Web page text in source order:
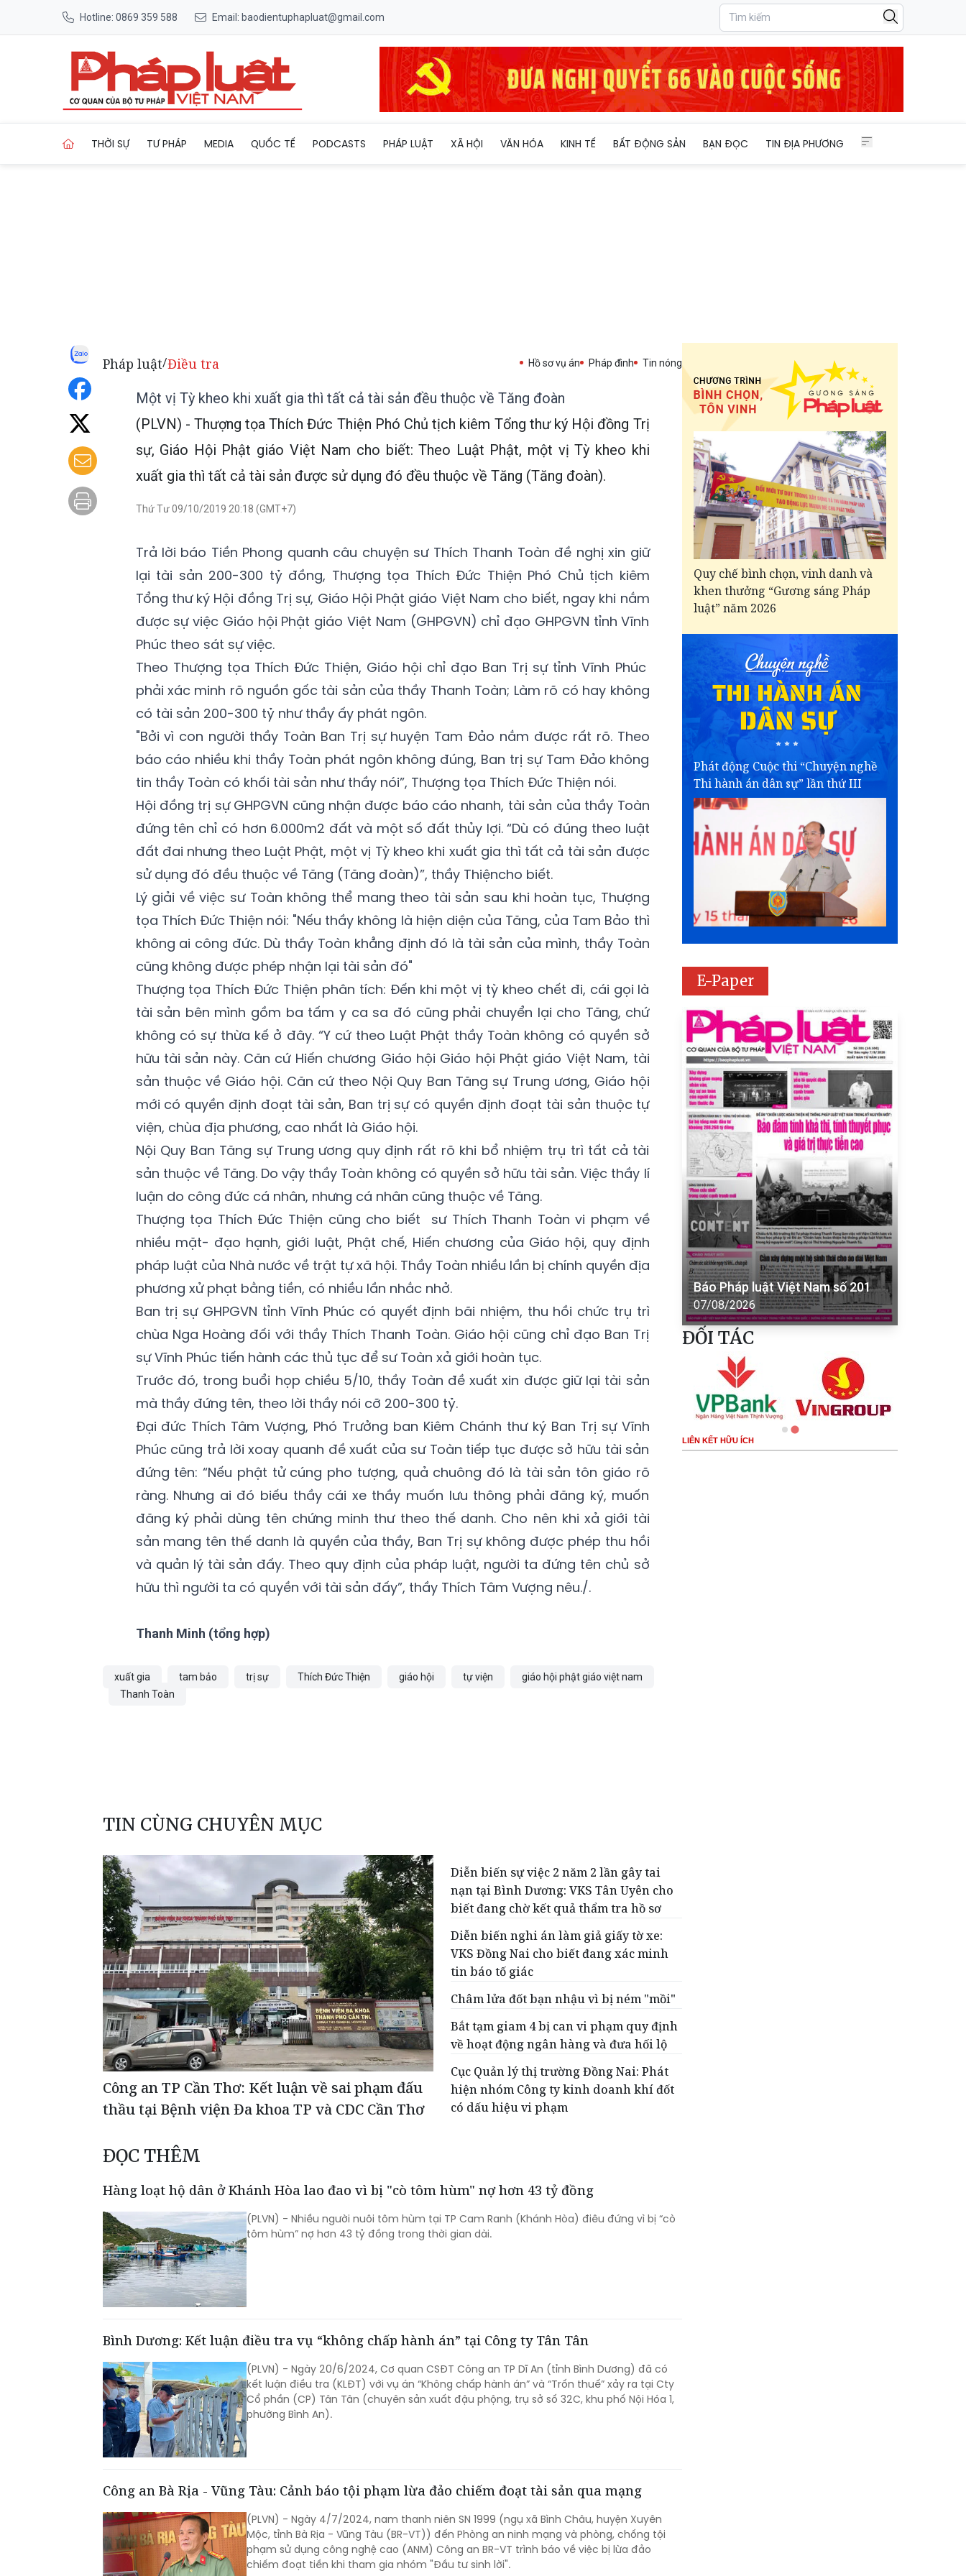
Hotline: 0869 359 588 Email: baodientuphapluat@gmail.com
THỜI SỰ TƯ PHÁP MEDIA QUỐC TẾ PODCASTS PHÁP LUẬT XÃ HỘI VĂN HÓA KINH TẾ BẤT ĐỘNG SẢN BẠN ĐỌC TIN ĐỊA PHƯƠNG
Pháp luật/Điều tra Hồ sơ vụ án Pháp đình Tin nóng
Một vị Tỳ kheo khi xuất gia thì tất cả tài sản đều thuộc về Tăng đoàn
(PLVN) - Thượng tọa Thích Đức Thiện Phó Chủ tịch kiêm Tổng thư ký Hội đồng Trị
sự, Giáo Hội Phật giáo Việt Nam cho biết: Theo Luật Phật, một vị Tỳ kheo khi
xuất gia thì tất cả tài sản được sử dụng đó đều thuộc về Tăng (Tăng đoàn).
Thứ Tư 09/10/2019 20:18 (GMT+7)
Trả lời báo Tiền Phong quanh câu chuyện sư Thích Thanh Toàn đề nghị xin giữ
lại tài sản 200-300 tỷ đồng, Thượng tọa Thích Đức Thiện Phó Chủ tịch kiêm
Tổng thư ký Hội đồng Trị sự, Giáo Hội Phật giáo Việt Nam cho biết, ngay khi nắm
được sự việc Giáo hội Phật giáo Việt Nam (GHPGVN) chỉ đạo GHPGVN tỉnh Vĩnh
Phúc theo sát sự việc.
Theo Thượng tọa Thích Đức Thiện, Giáo hội chỉ đạo Ban Trị sự tỉnh Vĩnh Phúc
phải xác minh rõ nguồn gốc tài sản của thầy Thanh Toàn; Làm rõ có hay không
có tài sản 200-300 tỷ như thầy ấy phát ngôn.
"Bởi vì con người thầy Toàn Ban Trị sự huyện Tam Đảo nắm được rất rõ. Theo
báo cáo nhiều khi thầy Toàn phát ngôn không đúng, Ban trị sự Tam Đảo không
tin thầy Toàn có khối tài sản như thầy nói”, Thượng tọa Thích Đức Thiện nói.
Hội đồng trị sự GHPGVN cũng nhận được báo cáo nhanh, tài sản của thầy Toàn
đứng tên chỉ có hơn 6.000m2 đất và một số đất thủy lợi. “Dù có đúng theo luật
đất đai nhưng theo Luật Phật, một vị Tỳ kheo khi xuất gia thì tất cả tài sản được
sử dụng đó đều thuộc về Tăng (Tăng đoàn)”, thầy Thiệncho biết.
Lý giải về việc sư Toàn không thể mang theo tài sản sau khi hoàn tục, Thượng
tọa Thích Đức Thiện nói: "Nếu thầy không là hiện diện của Tăng, của Tam Bảo thì
không ai công đức. Dù thầy Toàn khẳng định đó là tài sản của mình, thầy Toàn
cũng không được phép nhận lại tài sản đó"
Thượng tọa Thích Đức Thiện phân tích: Đến khi một vị tỳ kheo chết đi, cái gọi là
tài sản bên mình gồm ba tấm y ca sa đó cũng phải chuyển lại cho Tăng, chứ
không có sự thừa kế ở đây. “Y cứ theo Luật Phật thầy Toàn không có quyền sở
hữu tài sản này. Căn cứ Hiến chương Giáo hội Giáo hội Phật giáo Việt Nam, tài
sản thuộc về Giáo hội. Căn cứ theo Nội Quy Ban Tăng sự Trung ương, Giáo hội
mới có quyền định đoạt tài sản, Ban trị sự có quyền định đoạt tài sản thuộc tự
viện, chùa địa phương, cao nhất là Giáo hội.
Nội Quy Ban Tăng sự Trung ương quy định rất rõ khi bổ nhiệm trụ trì tất cả tài
sản thuộc về Tăng. Do vậy thầy Toàn không có quyền sở hữu tài sản. Việc thầy lí
luận do công đức cá nhân, nhưng cá nhân cũng thuộc về Tăng.
Thượng tọa Thích Đức Thiện cũng cho biết sư Thích Thanh Toàn vi phạm về
nhiều mặt- đạo hạnh, giới luật, Phật chế, Hiến chương của Giáo hội, quy định
pháp luật của Nhà nước về trật tự xã hội. Thầy Toàn nhiều lần bị chính quyền địa
phương xử phạt bằng tiền, có nhiều lần nhắc nhở.
Ban trị sự GHPGVN tỉnh Vĩnh Phúc có quyết định bãi nhiệm, thu hồi chức trụ trì
chùa Nga Hoàng đối với thầy Thích Thanh Toàn. Giáo hội cũng chỉ đạo Ban Trị
sự Vĩnh Phúc tiến hành các thủ tục để sư Toàn xả giới hoàn tục.
Trước đó, trong buổi họp chiều 5/10, thầy Toàn đề xuất xin được giữ lại tài sản
mà thầy đứng tên, theo lời thầy nói cỡ 200-300 tỷ.
Đại đức Thích Tâm Vượng, Phó Trưởng ban Kiêm Chánh thư ký Ban Trị sự Vĩnh
Phúc cũng trả lời xoay quanh đề xuất của sư Toàn tiếp tục được sở hữu tài sản
đứng tên: “Nếu phật tử cúng pho tượng, quả chuông đó là tài sản tôn giáo rõ
ràng. Nhưng ai đó biếu thầy cái xe thầy muốn lưu thông phải đăng ký, muốn
đăng ký phải dùng tên chứng minh thư theo thế danh. Cho nên khi xả giới tài
sản mang tên thế danh là quyền của thầy, Ban Trị sự không được phép thu hồi
và quản lý tài sản đấy. Theo quy định của pháp luật, người ta đứng tên chủ sở
hữu thì người ta có quyền với tài sản đấy”, thầy Thích Tâm Vượng nêu./.
Thanh Minh (tổng hợp)
xuất gia tam bảo trị sự Thích Đức Thiện giáo hội tự viện
giáo hội phật giáo việt nam
Thanh Toàn
TIN CÙNG CHUYÊN MỤC
Công an TP Cần Thơ: Kết luận về sai phạm đấu
thầu tại Bệnh viện Đa khoa TP và CDC Cần Thơ
Diễn biến sự việc 2 năm 2 lần gây tai
nạn tại Bình Dương: VKS Tân Uyên cho
biết đang chờ kết quả thẩm tra hồ sơ
Diễn biến nghi án làm giả giấy tờ xe:
VKS Đồng Nai cho biết đang xác minh
tin báo tố giác
Châm lửa đốt bạn nhậu vì bị ném "mồi"
Bắt tạm giam 4 bị can vi phạm quy định
về hoạt động ngân hàng và đưa hối lộ
Cục Quản lý thị trường Đồng Nai: Phát
hiện nhóm Công ty kinh doanh khí đốt
có dấu hiệu vi phạm
ĐỌC THÊM
Hàng loạt hộ dân ở Khánh Hòa lao đao vì bị "cò tôm hùm" nợ hơn 43 tỷ đồng
(PLVN) - Nhiều người nuôi tôm hùm tại TP Cam Ranh (Khánh Hòa) điêu đứng vì bị “cò
tôm hùm” nợ hơn 43 tỷ đồng trong thời gian dài.
Bình Dương: Kết luận điều tra vụ “không chấp hành án” tại Công ty Tân Tân
(PLVN) - Ngày 20/6/2024, Cơ quan CSĐT Công an TP Dĩ An (tỉnh Bình Dương) đã có
kết luận điều tra (KLĐT) với vụ án “Không chấp hành án” và “Trốn thuế” xảy ra tại Cty
Cổ phần (CP) Tân Tân (chuyên sản xuất đậu phộng, trụ sở số 32C, khu phố Nội Hóa 1,
phường Bình An).
Công an Bà Rịa - Vũng Tàu: Cảnh báo tội phạm lừa đảo chiếm đoạt tài sản qua mạng
(PLVN) - Ngày 4/7/2024, nam thanh niên SN 1999 (ngụ xã Bình Châu, huyện Xuyên
Mộc, tỉnh Bà Rịa - Vũng Tàu (BR-VT)) đến Phòng an ninh mạng và phòng, chống tội
phạm sử dụng công nghệ cao (ANM) Công an BR-VT trình báo về việc bị lừa đảo
chiếm đoạt tiền khi tham gia nhóm "Đầu tư sinh lời".
Quy chế bình chọn, vinh danh và
khen thưởng “Gương sáng Pháp
luật” năm 2026
Phát động Cuộc thi “Chuyện nghề
Thi hành án dân sự” lần thứ III
E-Paper
Báo Pháp luật Việt Nam số 201
07/08/2026
ĐỐI TÁC
LIÊN KẾT HỮU ÍCH